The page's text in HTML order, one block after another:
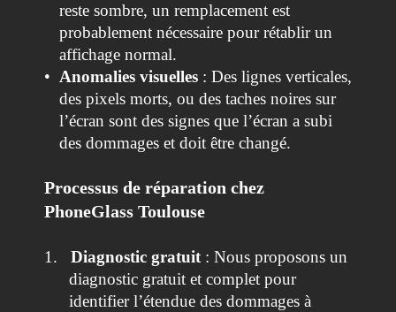
reste sombre, un remplacement est
probablement nécessaire pour rétablir un
affichage normal.
• Anomalies visuelles : Des lignes verticales,
des pixels morts, ou des taches noires sur
l’écran sont des signes que l’écran a subi
des dommages et doit être changé.
Processus de réparation chez
PhoneGlass Toulouse
1. Diagnostic gratuit : Nous proposons un
diagnostic gratuit et complet pour
identifier l’étendue des dommages à